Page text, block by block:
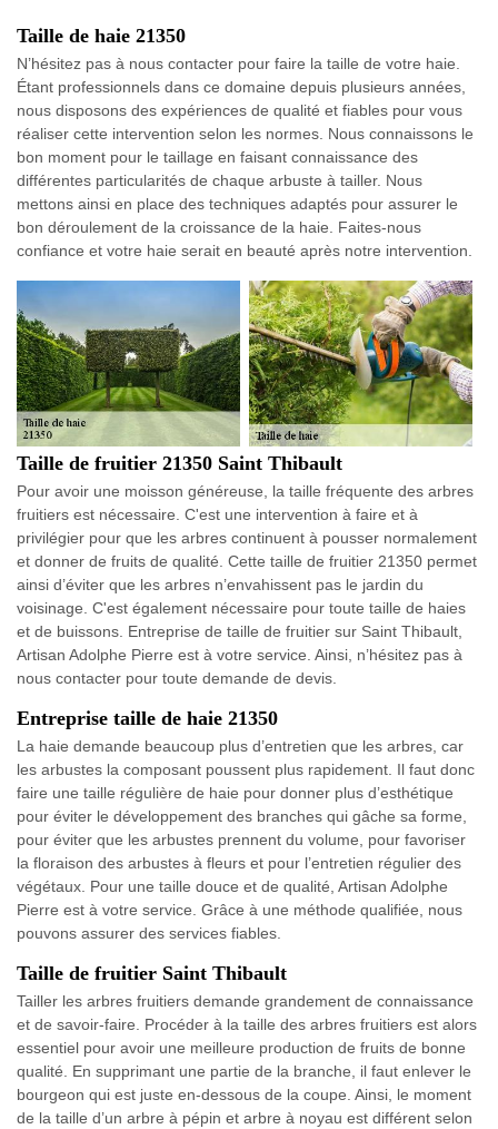
Taille de haie 21350
N’hésitez pas à nous contacter pour faire la taille de votre haie.
Étant professionnels dans ce domaine depuis plusieurs années,
nous disposons des expériences de qualité et fiables pour vous
réaliser cette intervention selon les normes. Nous connaissons le
bon moment pour le taillage en faisant connaissance des
différentes particularités de chaque arbuste à tailler. Nous
mettons ainsi en place des techniques adaptés pour assurer le
bon déroulement de la croissance de la haie. Faites-nous
confiance et votre haie serait en beauté après notre intervention.
Taille de fruitier 21350 Saint Thibault
Pour avoir une moisson généreuse, la taille fréquente des arbres
fruitiers est nécessaire. C'est une intervention à faire et à
privilégier pour que les arbres continuent à pousser normalement
et donner de fruits de qualité. Cette taille de fruitier 21350 permet
ainsi d’éviter que les arbres n’envahissent pas le jardin du
voisinage. C'est également nécessaire pour toute taille de haies
et de buissons. Entreprise de taille de fruitier sur Saint Thibault,
Artisan Adolphe Pierre est à votre service. Ainsi, n’hésitez pas à
nous contacter pour toute demande de devis.
Entreprise taille de haie 21350
La haie demande beaucoup plus d’entretien que les arbres, car
les arbustes la composant poussent plus rapidement. Il faut donc
faire une taille régulière de haie pour donner plus d’esthétique
pour éviter le développement des branches qui gâche sa forme,
pour éviter que les arbustes prennent du volume, pour favoriser
la floraison des arbustes à fleurs et pour l’entretien régulier des
végétaux. Pour une taille douce et de qualité, Artisan Adolphe
Pierre est à votre service. Grâce à une méthode qualifiée, nous
pouvons assurer des services fiables.
Taille de fruitier Saint Thibault
Tailler les arbres fruitiers demande grandement de connaissance
et de savoir-faire. Procéder à la taille des arbres fruitiers est alors
essentiel pour avoir une meilleure production de fruits de bonne
qualité. En supprimant une partie de la branche, il faut enlever le
bourgeon qui est juste en-dessous de la coupe. Ainsi, le moment
de la taille d’un arbre à pépin et arbre à noyau est différent selon